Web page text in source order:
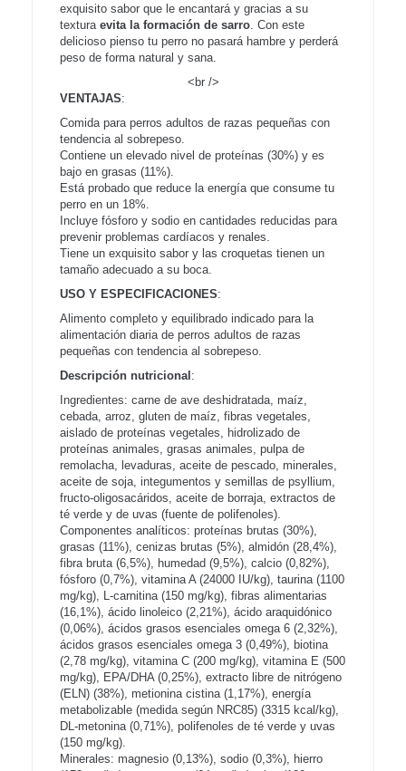
exquisito sabor que le encantará y gracias a su
textura evita la formación de sarro. Con este
delicioso pienso tu perro no pasará hambre y perderá
peso de forma natural y sana.
<br />
VENTAJAS:
Comida para perros adultos de razas pequeñas con
tendencia al sobrepeso.
Contiene un elevado nivel de proteínas (30%) y es
bajo en grasas (11%).
Está probado que reduce la energía que consume tu
perro en un 18%.
Incluye fósforo y sodio en cantidades reducidas para
prevenir problemas cardíacos y renales.
Tiene un exquisito sabor y las croquetas tienen un
tamaño adecuado a su boca.
USO Y ESPECIFICACIONES:
Alimento completo y equilibrado indicado para la
alimentación diaria de perros adultos de razas
pequeñas con tendencia al sobrepeso.
Descripción nutricional :
Ingredientes: carne de ave deshidratada, maíz,
cebada, arroz, gluten de maíz, fibras vegetales,
aislado de proteínas vegetales, hidrolizado de
proteínas animales, grasas animales, pulpa de
remolacha, levaduras, aceite de pescado, minerales,
aceite de soja, integumentos y semillas de psyllium,
fructo-oligosacáridos, aceite de borraja, extractos de
té verde y de uvas (fuente de polifenoles).
Componentes analíticos: proteínas brutas (30%),
grasas (11%), cenizas brutas (5%), almidón (28,4%),
fibra bruta (6,5%), humedad (9,5%), calcio (0,82%),
fósforo (0,7%), vitamina A (24000 IU/kg), taurina (1100
mg/kg), L-carnitina (150 mg/kg), fibras alimentarias
(16,1%), ácido linoleico (2,21%), ácido araquidónico
(0,06%), ácidos grasos esenciales omega 6 (2,32%),
ácidos grasos esenciales omega 3 (0,49%), biotina
(2,78 mg/kg), vitamina C (200 mg/kg), vitamina E (500
mg/kg), EPA/DHA (0,25%), extracto libre de nitrógeno
(ELN) (38%), metionina cistina (1,17%), energía
metabolizable (medida según NRC85) (3315 kcal/kg),
DL-metonina (0,71%), polifenoles de té verde y uvas
(150 mg/kg).
Minerales: magnesio (0,13%), sodio (0,3%), hierro